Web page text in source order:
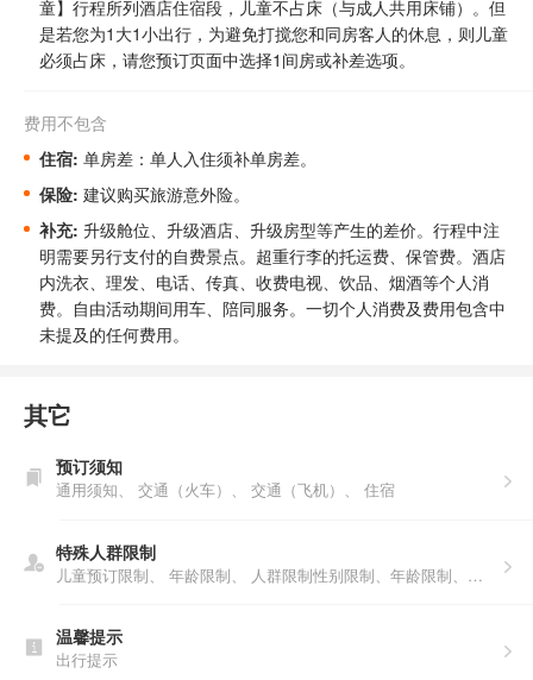
童】行程所列酒店住宿段，儿童不占床（与成人共用床铺）。但
是若您为1大1小出行，为避免打搅您和同房客人的休息，则儿童
必须占床，请您预订页面中选择1间房或补差选项。
费用不包含
住宿: 单房差：单人入住须补单房差。
保险: 建议购买旅游意外险。
补充: 升级舱位、升级酒店、升级房型等产生的差价。 行程中注
明需要另行支付的自费景点。 超重行李的托运费、保管费。酒店
内洗衣、理发、电话、传真、收费电视、饮品、烟酒等个人消
费。自由活动期间用车、陪同服务。一切个人消费及费用包含中
未提及的任何费用。
其它
预订须知
通用须知、 交通（火车）、 交通（飞机）、 住宿
特殊人群限制
儿童预订限制、 年龄限制、 人群限制性别限制、年龄限制、人数说明、户籍限制
温馨提示
出行提示